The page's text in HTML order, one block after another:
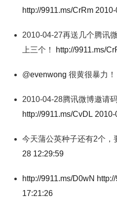
http://9911.ms/CrRm
2010-04-27再送几个腾讯
上三个！
http://9911.ms/
@evenwong 很黄很暴力！
2010-04-28腾讯微博邀请
http://9911.ms/CvDL 2010-
今天蒲公英种子还有2个，
28 12:29:59
http://9911.ms/D0wN
17:21:26